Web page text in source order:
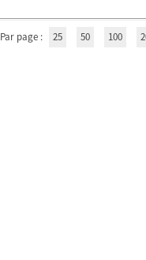
Par page : 25 50 100